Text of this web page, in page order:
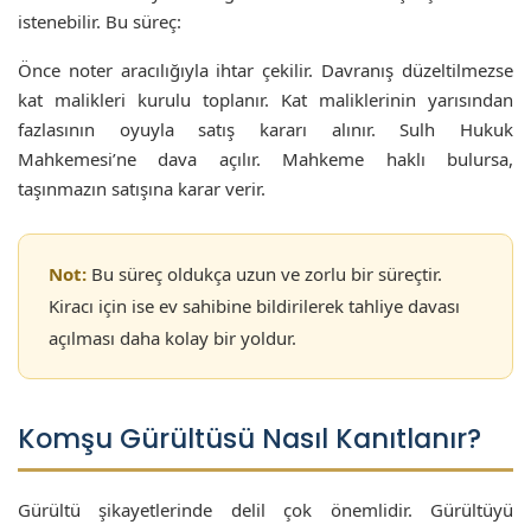
istenebilir. Bu süreç:
Önce noter aracılığıyla ihtar çekilir. Davranış düzeltilmezse
kat malikleri kurulu toplanır. Kat maliklerinin yarısından
fazlasının oyuyla satış kararı alınır. Sulh Hukuk
Mahkemesi’ne dava açılır. Mahkeme haklı bulursa,
taşınmazın satışına karar verir.
Not: Bu süreç oldukça uzun ve zorlu bir süreçtir.
Kiracı için ise ev sahibine bildirilerek tahliye davası
açılması daha kolay bir yoldur.
Komşu Gürültüsü Nasıl Kanıtlanır?
Gürültü şikayetlerinde delil çok önemlidir. Gürültüyü